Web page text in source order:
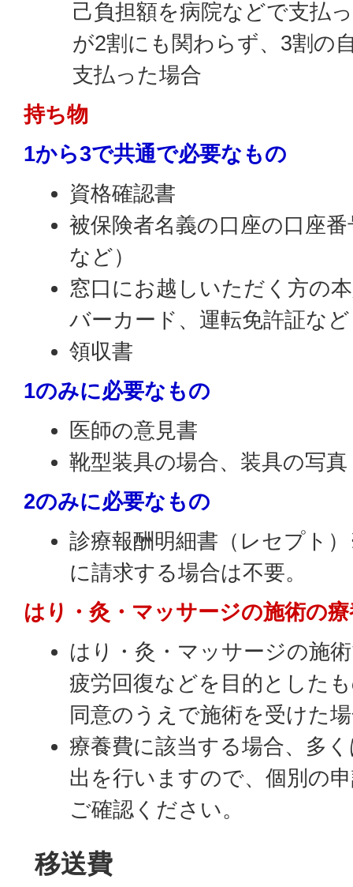
己負担額を病院などで支払
が2割にも関わらず、3割の
支払った場合
持ち物
1から3で共通で必要なもの
資格確認書
被保険者名義の口座の口座
など）
窓口にお越しいただく方の
バーカード、運転免許証な
領収書
1のみに必要なもの
医師の意見書
靴型装具の場合、装具の写
2のみに必要なもの
診療報酬明細書（レセプト
に請求する場合は不要。
はり・灸・マッサージの施術の
はり・灸・マッサージの施
疲労回復などを目的とした
同意のうえで施術を受けた
療養費に該当する場合、多
出を行いますので、個別の
ご確認ください。
移送費